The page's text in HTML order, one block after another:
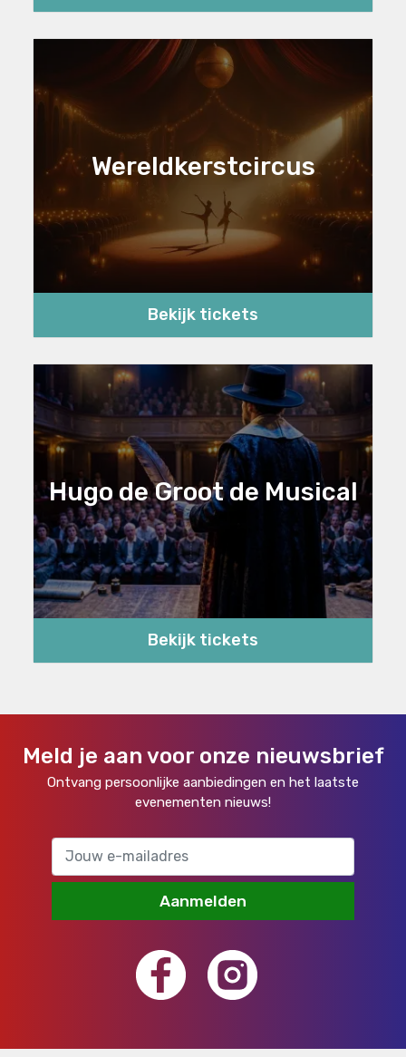
Wereldkerstcircus
Bekijk tickets
Hugo de Groot de Musical
Bekijk tickets
Meld je aan voor onze nieuwsbrief
Ontvang persoonlijke aanbiedingen en het laatste
evenementen nieuws!
Aanmelden